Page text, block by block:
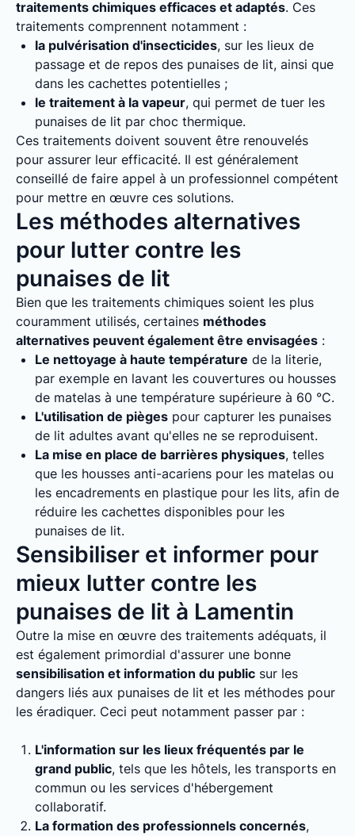
traitements chimiques efficaces et adaptés. Ces
traitements comprennent notamment :
la pulvérisation d'insecticides, sur les lieux de
passage et de repos des punaises de lit, ainsi que
dans les cachettes potentielles ;
le traitement à la vapeur, qui permet de tuer les
punaises de lit par choc thermique.
Ces traitements doivent souvent être renouvelés
pour assurer leur efficacité. Il est généralement
conseillé de faire appel à un professionnel compétent
pour mettre en œuvre ces solutions.
Les méthodes alternatives
pour lutter contre les
punaises de lit
Bien que les traitements chimiques soient les plus
couramment utilisés, certaines méthodes
alternatives peuvent également être envisagées :
Le nettoyage à haute température de la literie,
par exemple en lavant les couvertures ou housses
de matelas à une température supérieure à 60 °C.
L'utilisation de pièges pour capturer les punaises
de lit adultes avant qu'elles ne se reproduisent.
La mise en place de barrières physiques, telles
que les housses anti-acariens pour les matelas ou
les encadrements en plastique pour les lits, afin de
réduire les cachettes disponibles pour les
punaises de lit.
Sensibiliser et informer pour
mieux lutter contre les
punaises de lit à Lamentin
Outre la mise en œuvre des traitements adéquats, il
est également primordial d'assurer une bonne
sensibilisation et information du public sur les
dangers liés aux punaises de lit et les méthodes pour
les éradiquer. Ceci peut notamment passer par :
L'information sur les lieux fréquentés par le
grand public, tels que les hôtels, les transports en
commun ou les services d'hébergement
collaboratif.
La formation des professionnels concernés,